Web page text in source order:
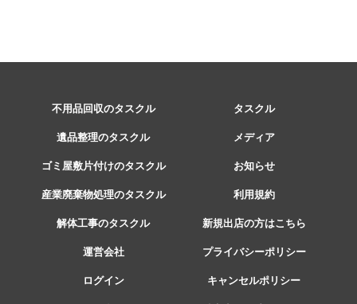
不用品回収のタスクル
遺品整理のタスクル
ゴミ屋敷片付けのタスクル
産業廃棄物処理のタスクル
解体工事のタスクル
運営会社
ログイン
タスクル
メディア
お知らせ
利用規約
新規出店の方はこちら
プライバシーポリシー
キャンセルポリシー